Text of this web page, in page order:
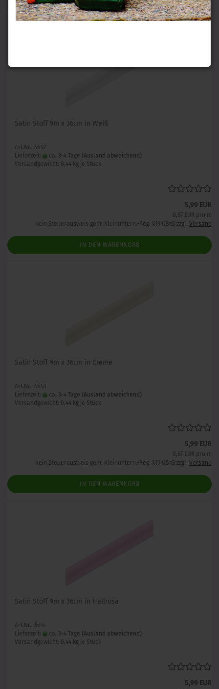
Satin Stoff 9m x 36cm in Weiß
Art.Nr.: 4542
Lieferzeit:
ca. 3-4 Tage (Ausland abweichend)
Versandgewicht: 0,44 kg je Stück
5,99 EUR
0,67 EUR pro m
Kein Steuerausweis gem. Kleinuntern.-Reg. §19 UStG zzgl. Versand
IN DEN WARENKORB
Satin Stoff 9m x 36cm in Creme
Art.Nr.: 4543
Lieferzeit:
ca. 3-4 Tage (Ausland abweichend)
Versandgewicht: 0,44 kg je Stück
5,99 EUR
0,67 EUR pro m
Kein Steuerausweis gem. Kleinuntern.-Reg. §19 UStG zzgl. Versand
IN DEN WARENKORB
Satin Stoff 9m x 36cm in Hellrosa
Art.Nr.: 4544
Lieferzeit:
ca. 3-4 Tage (Ausland abweichend)
Versandgewicht: 0,44 kg je Stück
5,99 EUR